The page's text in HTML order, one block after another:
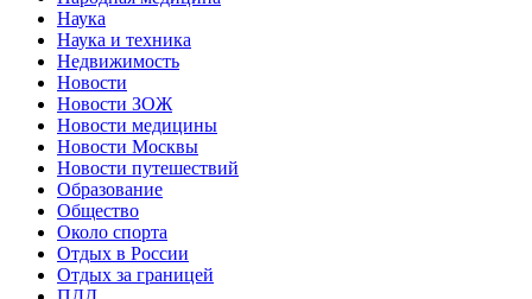
Наука
Наука и техника
Недвижимость
Новости
Новости ЗОЖ
Новости медицины
Новости Москвы
Новости путешествий
Образование
Общество
Около спорта
Отдых в России
Отдых за границей